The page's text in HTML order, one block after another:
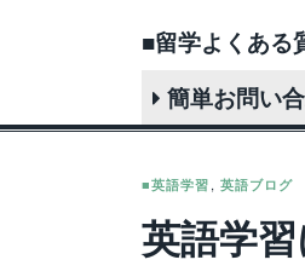
■留学よくある
簡単お問い
■英語学習, 英語ブロ
英語学